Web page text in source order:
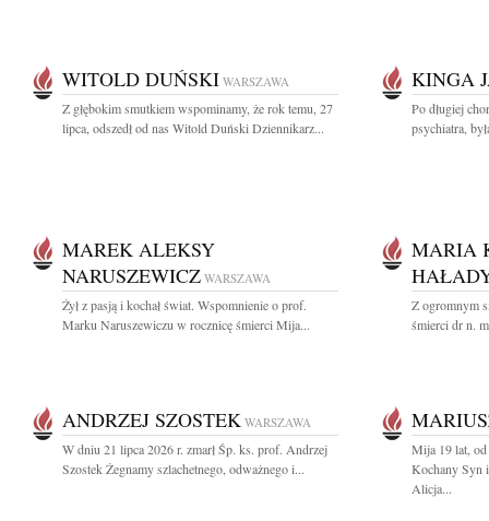
WITOLD DUŃSKI WARSZAWA
Z głębokim smutkiem wspominamy, że rok temu, 27
lipca, odszedł od nas Witold Duński Dziennikarz...
KINGA
Po długiej
psychiatra,
MAREK ALEKSY
NARUSZEWICZ WARSZAWA
Żył z pasją i kochał świat. Wspomnienie o prof.
Marku Naruszewiczu w rocznicę śmierci Mija...
MARIA
Z ogromnym
śmierci dr n.
ANDRZEJ SZOSTEK WARSZAWA
W dniu 21 lipca 2026 r. zmarł Śp. ks. prof. Andrzej
Szostek Żegnamy szlachetnego, odważnego i...
Mija 19 lat,
Kochany Syn
Alicja...